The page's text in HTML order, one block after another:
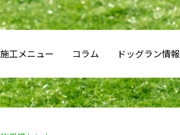
施工メニュー コラム ドッグラン情報